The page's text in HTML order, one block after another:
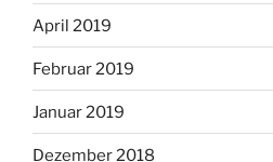
April 2019
Februar 2019
Januar 2019
Dezember 2018